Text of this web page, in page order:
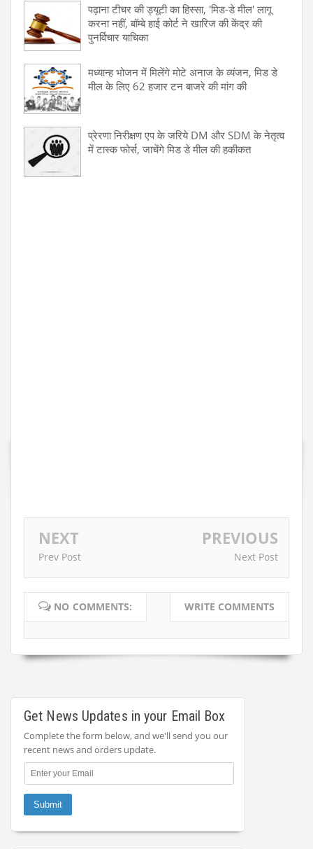
पढ़ाना टीचर की ड्यूटी का हिस्सा, 'मिड-डे मील' लागू
करना नहीं, बॉम्बे हाई कोर्ट ने खारिज की केंद्र की
पुनर्विचार याचिका
मध्यान्ह भोजन में मिलेंगे मोटे अनाज के व्यंजन, मिड डे
मील के लिए 62 हजार टन बाजरे की मांग की
प्रेरणा निरीक्षण एप के जरिये DM और SDM के नेतृत्व
में टास्क फोर्स, जाचेंगे मिड डे मील की हकीकत
NEXT
Prev Post
PREVIOUS
Next Post
NO COMMENTS: WRITE COMMENTS
Get News Updates in your Email Box
Complete the form below, and we'll send you our
recent news and orders update.